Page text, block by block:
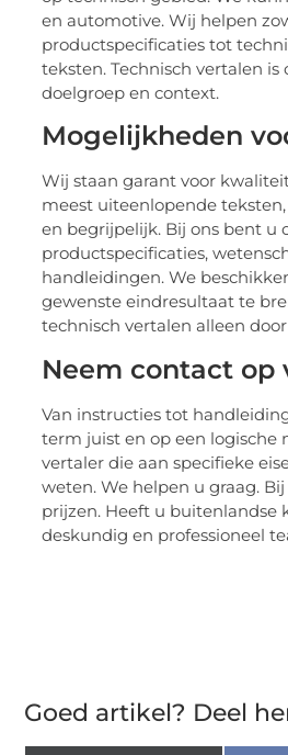
en automotive. Wij helpen
productspecificaties tot
teksten. Technisch vertalen
doelgroep en context.
Mogelijkheden
Wij staan garant voor
meest uiteenlopende
en begrijpelijk. Bij ons bent u
productspecificaties,
handleidingen. We
gewenste eindresultaat te
technisch vertalen alleen
Neem contact op
Van instructies tot
term juist en op een logische
vertaler die aan specifieke
weten. We helpen u graag.
prijzen. Heeft u buitenlandse
deskundig en professioneel
Goed artikel? Deel